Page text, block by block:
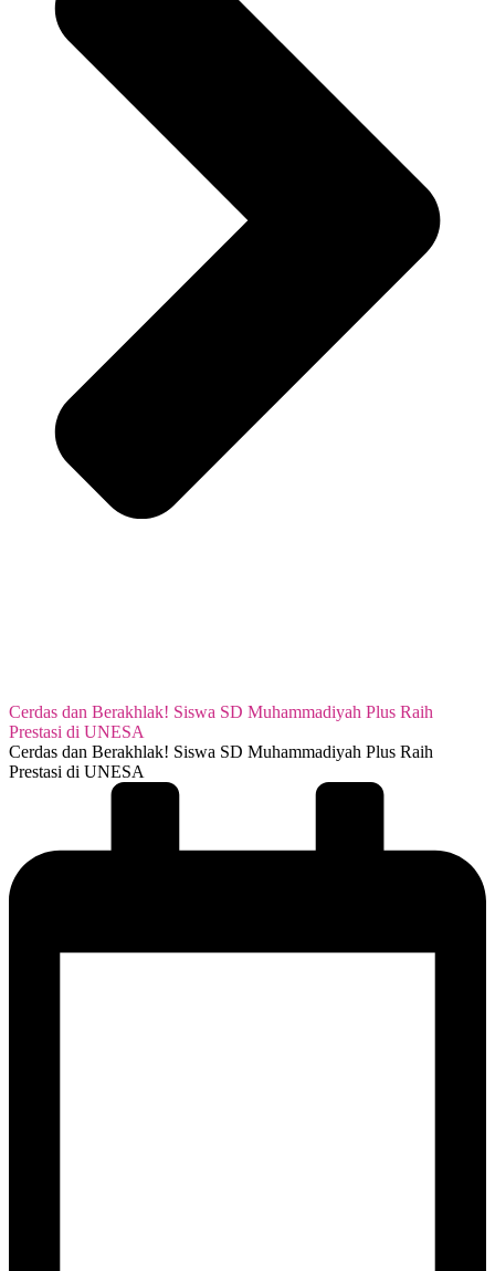
Cerdas dan Berakhlak! Siswa SD Muhammadiyah Plus Raih
Prestasi di UNESA
Cerdas dan Berakhlak! Siswa SD Muhammadiyah Plus Raih
Prestasi di UNESA